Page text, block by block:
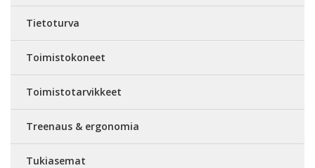
Tietoturva
Toimistokoneet
Toimistotarvikkeet
Treenaus & ergonomia
Tukiasemat